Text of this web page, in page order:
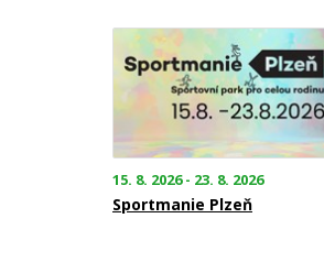
15. 8. 2026 - 23. 8. 2026
Sportmanie Plzeň